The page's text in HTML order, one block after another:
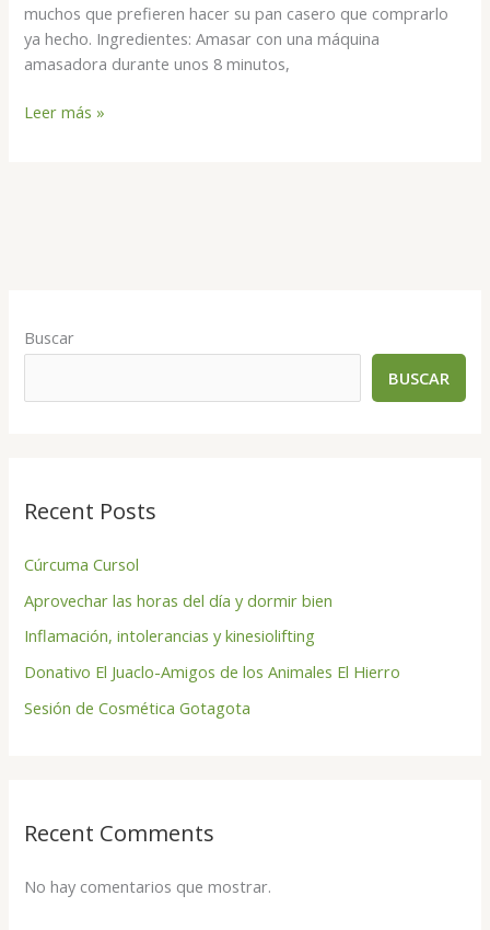
Buscar
BUSCAR
Recent Posts
Cúrcuma Cursol
Aprovechar las horas del día y dormir bien
Inflamación, intolerancias y kinesiolifting
Donativo El Juaclo-Amigos de los Animales El Hierro
Sesión de Cosmética Gotagota
Recent Comments
No hay comentarios que mostrar.
muchos que prefieren hacer su pan casero que comprarlo
ya hecho. Ingredientes: Amasar con una máquina
amasadora durante unos 8 minutos,
Leer más »